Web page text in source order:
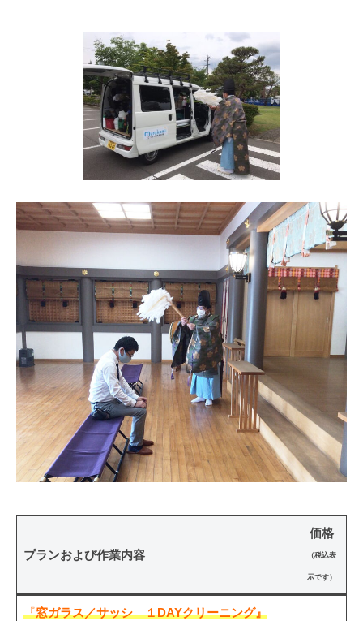
プランおよび作業内容
価格
（税込表
示です）
『窓ガラス／サッシ １DAYクリーニング』